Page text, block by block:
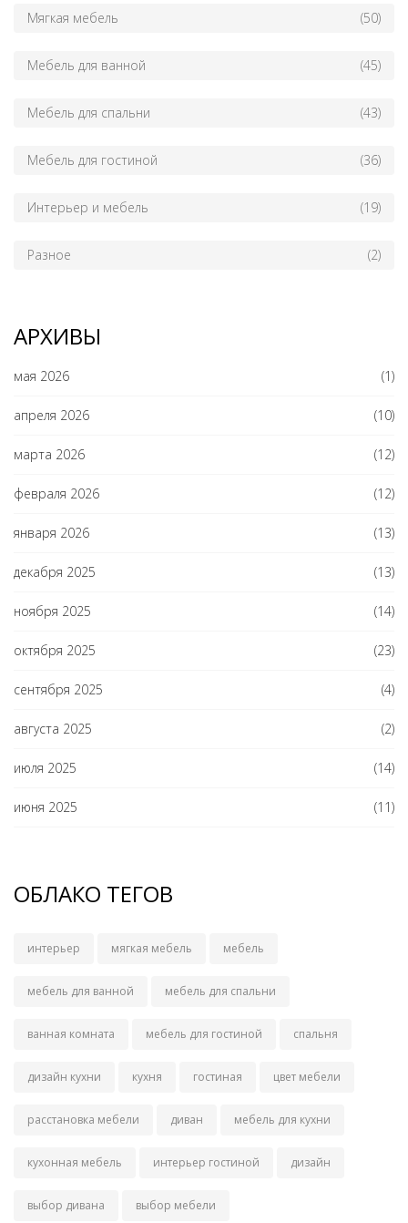
Мягкая мебель (50)
Мебель для ванной (45)
Мебель для спальни (43)
Мебель для гостиной (36)
Интерьер и мебель (19)
Разное (2)
АРХИВЫ
мая 2026 (1)
апреля 2026 (10)
марта 2026 (12)
февраля 2026 (12)
января 2026 (13)
декабря 2025 (13)
ноября 2025 (14)
октября 2025 (23)
сентября 2025 (4)
августа 2025 (2)
июля 2025 (14)
июня 2025 (11)
ОБЛАКО ТЕГОВ
интерьер мягкая мебель мебель
мебель для ванной мебель для спальни
ванная комната мебель для гостиной спальня
дизайн кухни кухня гостиная цвет мебели
расстановка мебели диван мебель для кухни
кухонная мебель интерьер гостиной дизайн
выбор дивана выбор мебели